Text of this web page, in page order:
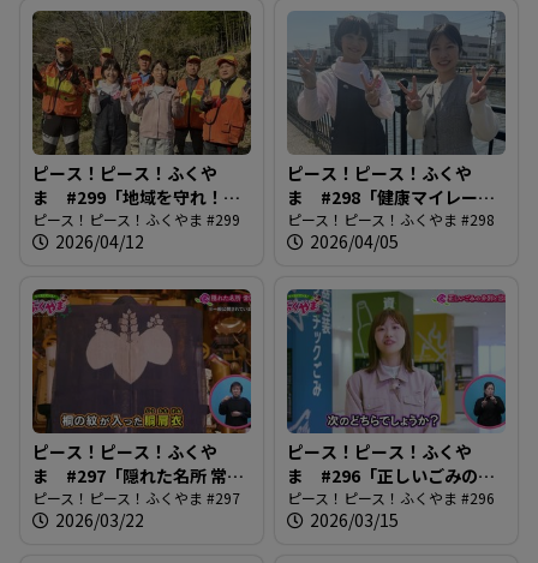
ピース！ピース！ふくや
ま #299「地域を守れ！有
害鳥獣ハンターズ」
ピース！ピース！ふくやま #299
2026/04/12
ピース！ピース！ふくや
ま #298「健康マイレージ
がバージョンアップ」
ピース！ピース！ふくやま #298
2026/04/05
ピース！ピース！ふくや
ま #297「隠れた名所 常国
寺」
ピース！ピース！ふくやま #297
2026/03/22
ピース！ピース！ふくや
ま #296「正しいごみの分
別と出し方」
ピース！ピース！ふくやま #296
2026/03/15